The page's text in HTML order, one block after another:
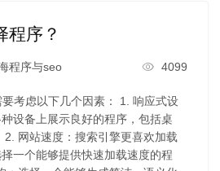
程序？
程序与seo 4099
考虑以下几个因素： 1. 响应式设
设备上展示良好的程序，包括桌
网站速度：搜索引擎更喜欢加载
一个能够提供快速加载速度的程